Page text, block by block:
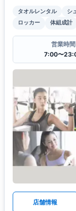
タオルレンタル シ
ロッカー
体組成計
営業時間
7:00〜
店舗情報